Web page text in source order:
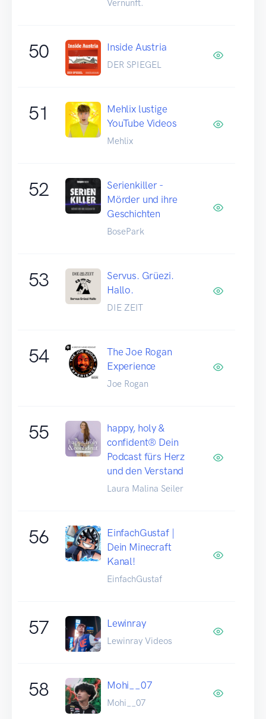
Vernunft.
50 Inside Austria
DER SPIEGEL
51
Mehlix lustige
YouTube Videos
Mehlix
52
Serienkiller -
Mörder und ihre
Geschichten
BosePark
53
Servus. Grüezi.
Hallo.
DIE ZEIT
54
The Joe Rogan
Experience
Joe Rogan
55
happy, holy &
confident® Dein
Podcast fürs Herz
und den Verstand
Laura Malina Seiler
56
EinfachGustaf |
Dein Minecraft
Kanal!
EinfachGustaf
57 Lewinray
Lewinray Videos
58 Mohi__07
Mohi__07